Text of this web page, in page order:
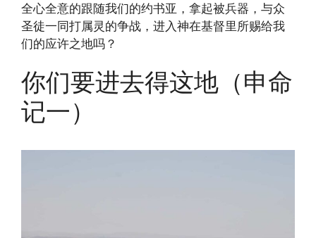
全心全意的跟随我们的约书亚，拿起被兵器，与众
圣徒一同打属灵的争战，进入神在基督里所赐给我
们的应许之地吗？
你们要进去得这地（申命
记一）